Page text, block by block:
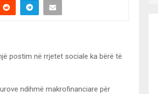
postim në rrjetet sociale ka bërë të
ndihmë makrofinanciare për